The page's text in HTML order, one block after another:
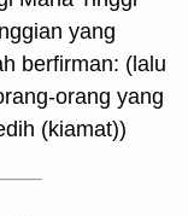
yang
berfirman: (lalu
orang yang
(kiamat))